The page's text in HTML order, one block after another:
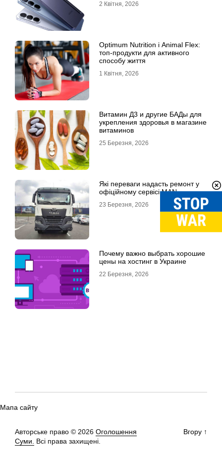
2 Квітня, 2026
Optimum Nutrition і Animal Flex:
топ-продукти для активного
способу життя
1 Квітня, 2026
Витамин Д3 и другие БАДы для
укрепления здоровья в магазине
витаминов
25 Березня, 2026
Які переваги надасть ремонт у
офіційному сервісі MAN
23 Березня, 2026
Почему важно выбрать хорошие
цены на хостинг в Украине
22 Березня, 2026
Мапа сайту
Авторське право © 2026 Оголошення
Суми. Всі права захищені.
Вгору ↑